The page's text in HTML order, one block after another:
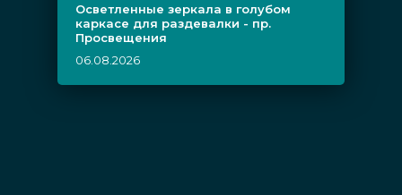
Осветленные зеркала в голубом
каркасе для раздевалки - пр.
Просвещения
06.08.2026